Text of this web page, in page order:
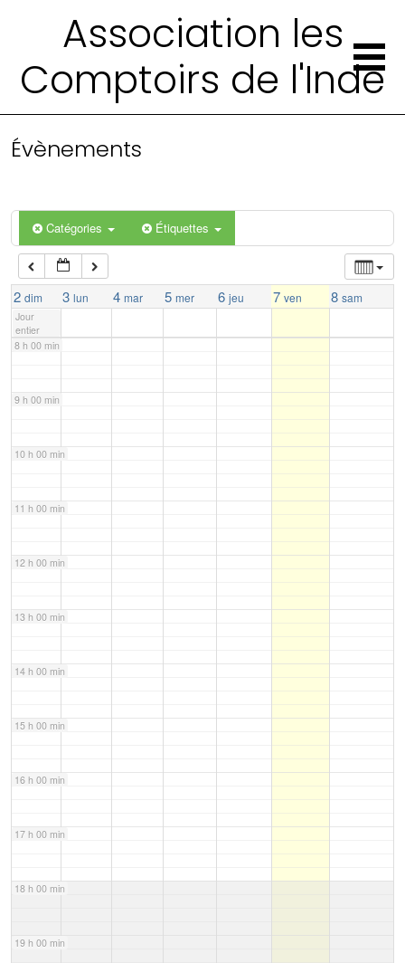
Association les
Comptoirs de l'Inde
Évènements
Catégories Étiquettes
2 dim 3 lun 4 mar 5 mer 6 jeu 7 ven 8 sam
Jour
entier
3 h 00 min
6 h 00 min
7 h 00 min
8 h 00 min
9 h 00 min
10 h 00 min
11 h 00 min
12 h 00 min
13 h 00 min
14 h 00 min
15 h 00 min
16 h 00 min
17 h 00 min
18 h 00 min
19 h 00 min